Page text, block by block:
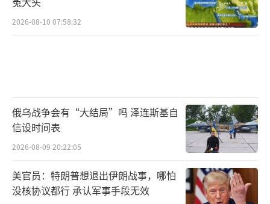
2026-08-10 07:58:32
俄乌战争会有“大结局”吗 泽连斯基自
信设时间表
2026-08-09 20:22:05
美官员：特朗普想退出伊朗战事，哪怕
没核协议都行 承认军事手段无效